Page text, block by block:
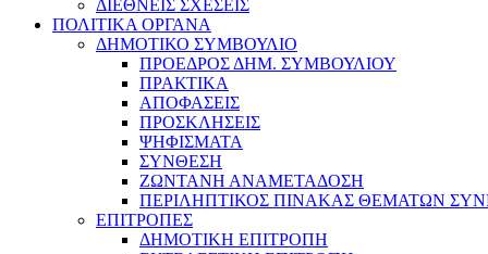
ΔΙΕΘΝΕΙΣ ΣΧΕΣΕΙΣ
ΠΟΛΙΤΙΚΑ ΟΡΓΑΝΑ
ΔΗΜΟΤΙΚΟ ΣΥΜΒΟΥΛΙΟ
ΠΡΟΕΔΡΟΣ ΔΗΜ. ΣΥΜΒΟΥΛΙΟΥ
ΠΡΑΚΤΙΚΑ
ΑΠΟΦΑΣΕΙΣ
ΠΡΟΣΚΛΗΣΕΙΣ
ΨΗΦΙΣΜΑΤΑ
ΣΥΝΘΕΣΗ
ΖΩΝΤΑΝΗ ΑΝΑΜΕΤΑΔΟΣΗ
ΠΕΡΙΛΗΠΤΙΚΟΣ ΠΙΝΑΚΑΣ ΘΕΜΑΤΩΝ
ΕΠΙΤΡΟΠΕΣ
ΔΗΜΟΤΙΚΗ ΕΠΙΤΡΟΠΗ